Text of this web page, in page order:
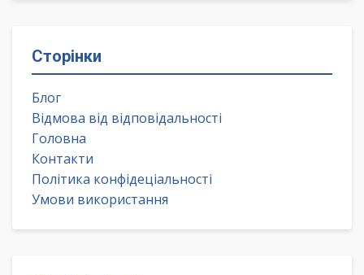
Сторінки
Блог
Відмова від відповідальності
Головна
Контакти
Політика конфідеціальності
Умови використання